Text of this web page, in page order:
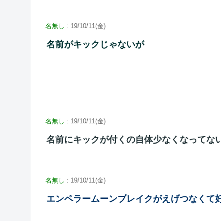
名無し : 19/10/11(金)
名前がキックじゃないが
名無し : 19/10/11(金)
名前にキックが付くの自体少なくなってな
名無し : 19/10/11(金)
エンペラームーンブレイクがえげつなくて